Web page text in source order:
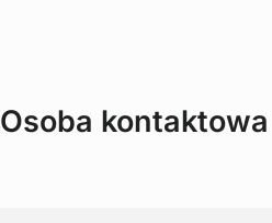
Osoba kontaktowa